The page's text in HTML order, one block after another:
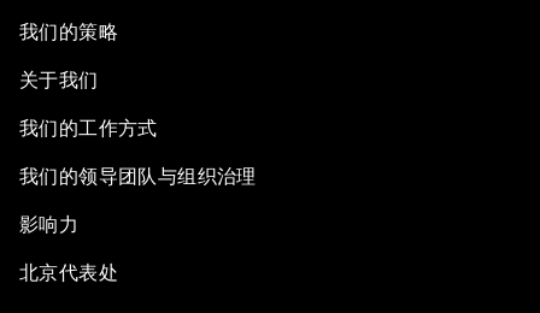
我们的策略
关于我们
我们的工作方式
我们的领导团队与组织治理
影响力
北京代表处